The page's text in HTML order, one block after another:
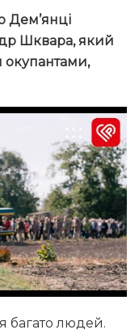
Дем’янці
Шквара, який
окупантами,
багато людей.